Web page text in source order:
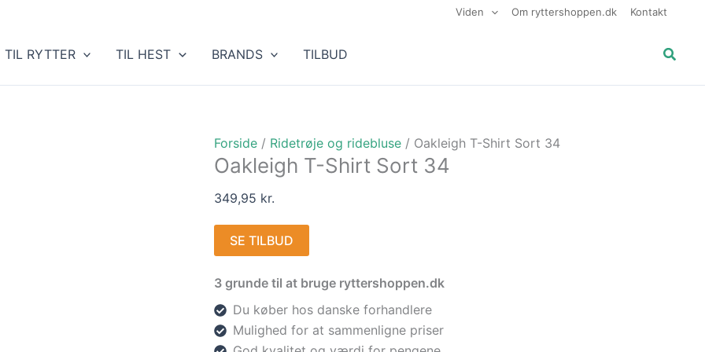
Viden Om ryttershoppen.dk Kontakt
TIL RYTTER TIL HEST BRANDS TILBUD Søg
Forside / Ridetrøje og ridebluse / Oakleigh T-Shirt Sort 34
Oakleigh T-Shirt Sort 34
349,95 kr.
SE TILBUD
3 grunde til at bruge ryttershoppen.dk
Du køber hos danske forhandlere
Mulighed for at sammenligne priser